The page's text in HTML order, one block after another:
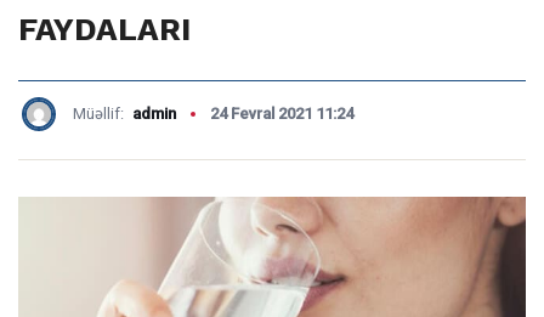
FAYDALARI
Müəllif: admin 24 Fevral 2021 11:24